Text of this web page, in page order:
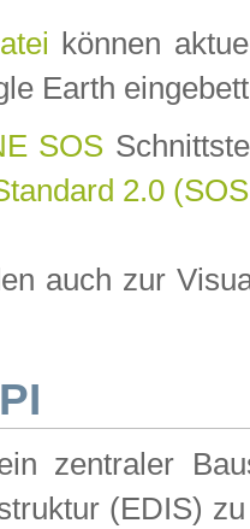
können
Earth
SOS
2.0
auch zur
zentraler
(EDIS)